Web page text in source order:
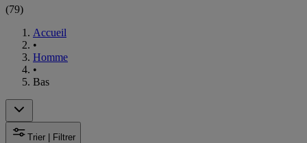
(79)
Accueil
•
Homme
•
Bas
Trier | Filtrer